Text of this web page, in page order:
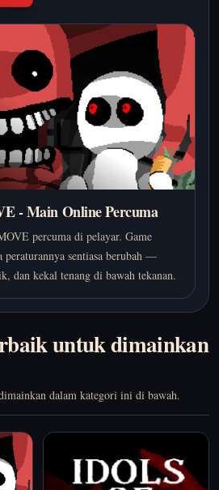
- Main Online Percuma
percuma di pelayar. Game
sentiasa berubah —
dan kekal tenang di bawah tekanan.
untuk dimainkan
dalam kategori ini di bawah.